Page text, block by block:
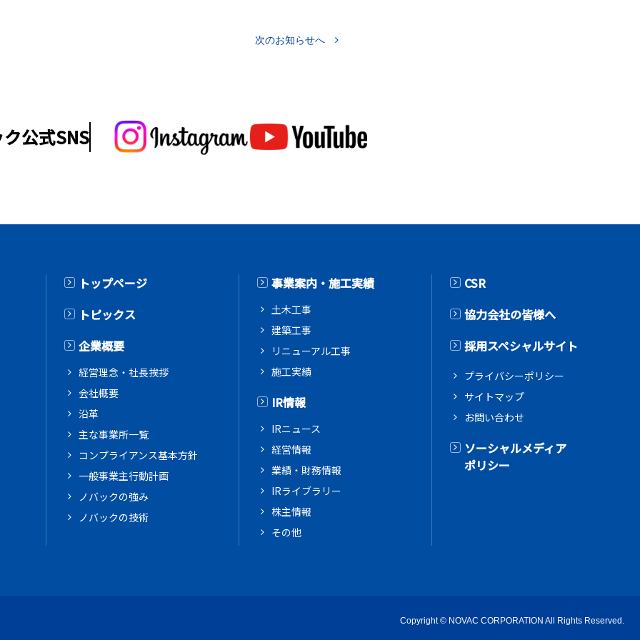
次のお知らせへ 
公式SNS
トップページ
トピックス
企業概要
経営理念・社長挨拶
会社概要
沿革
主な事業所一覧
コンプライアンス基本方針
一般事業主行動計画
ノバックの強み
ノバックの技術
事業案内・施工実績
土木工事
建築工事
リニューアル工事
施工実績
IR情報
IRニュース
経営情報
業績・財務情報
IRライブラリー
株主情報
その他
CSR
協力会社の皆様へ
採用スペシャルサイト
プライバシーポリシー
サイトマップ
お問い合わせ
ソーシャルメディア
ポリシー
Copyright© NOVAC CORPORATION All Rights Reserved.